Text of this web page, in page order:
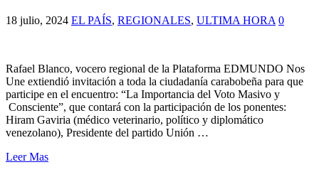
18 julio, 2024 EL PAÍS, REGIONALES, ULTIMA HORA 0
Rafael Blanco, vocero regional de la Plataforma EDMUNDO Nos
Une extiendió invitación a toda la ciudadanía carabobeña para que
participe en el encuentro: “La Importancia del Voto Masivo y
Consciente”, que contará con la participación de los ponentes:
Hiram Gaviria (médico veterinario, político y diplomático
venezolano), Presidente del partido Unión …
Leer Mas